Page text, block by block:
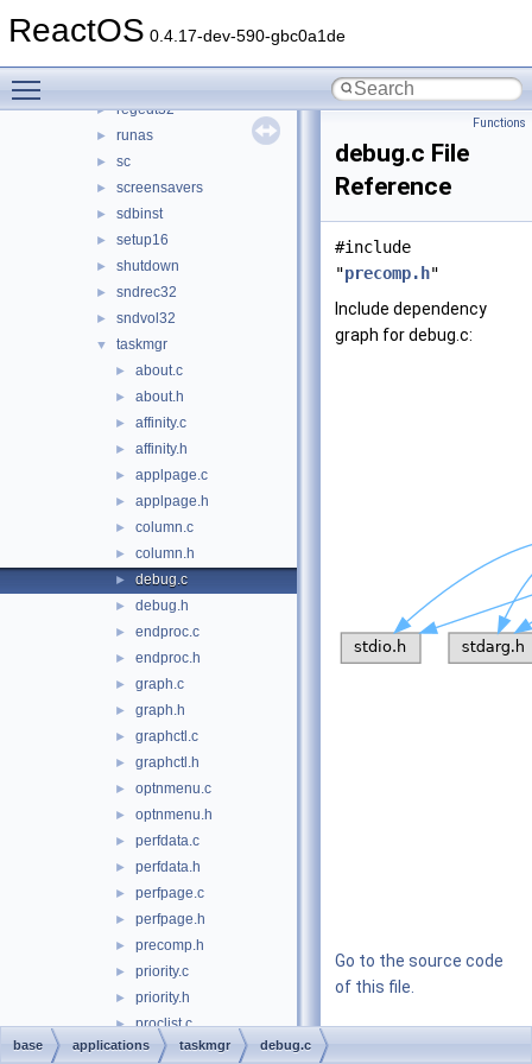
ReactOS 0.4.17-dev-590-gbc0a1de
► rapps
► regedt32
► runas
► sc
► screensavers
► sdbinst
► setup16
► shutdown
► sndrec32
► sndvol32
▼ taskmgr
► about.c
► about.h
► affinity.c
► affinity.h
► applpage.c
► applpage.h
► column.c
► column.h
► debug.c
► debug.h
► endproc.c
► endproc.h
► graph.c
► graph.h
► graphctl.c
► graphctl.h
► optnmenu.c
► optnmenu.h
► perfdata.c
► perfdata.h
► perfpage.c
► perfpage.h
► precomp.h
► priority.c
► priority.h
► proclist.c
► proclist.h
Functions
debug.c File
Reference
#include
"precomp.h"
Include dependency
graph for debug.c:
Go to the source code
of this file.
Functions
base applications taskmgr debug.c